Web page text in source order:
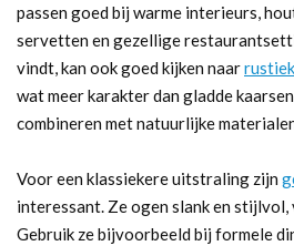
passen goed bij warme interieurs,
servetten en gezellige
vindt, kan ook goed kijken naar
wat meer karakter dan gladde
combineren met natuurlijke
Voor een klassiekere uitstraling zijn
interessant. Ze ogen slank en
Gebruik ze bijvoorbeeld bij formele